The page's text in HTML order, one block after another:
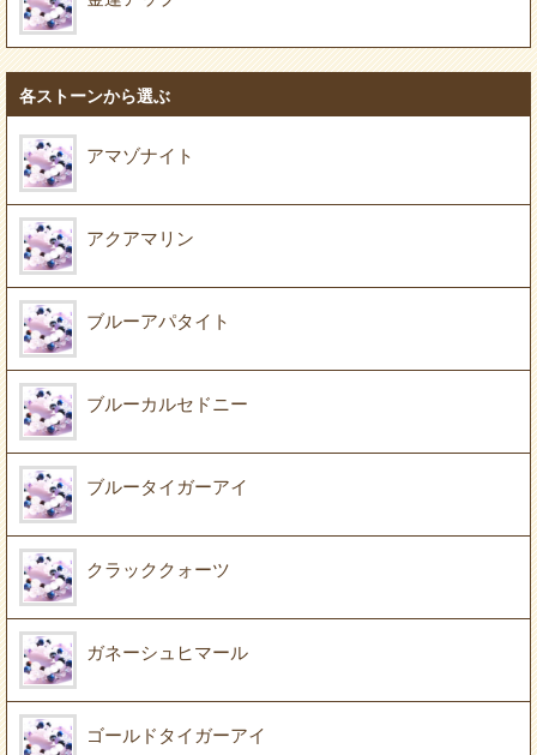
各ストーンから選ぶ
アマゾナイト
アクアマリン
ブルーアパタイト
ブルーカルセドニー
ブルータイガーアイ
クラッククォーツ
ガネーシュヒマール
ゴールドタイガーアイ